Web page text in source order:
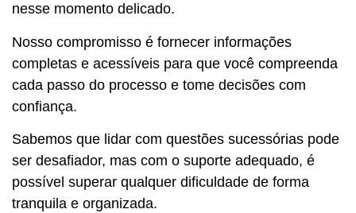
nesse momento delicado.
Nosso compromisso é fornecer informações
completas e acessíveis para que você compreenda
cada passo do processo e tome decisões com
confiança.
Sabemos que lidar com questões sucessórias pode
ser desafiador, mas com o suporte adequado, é
possível superar qualquer dificuldade de forma
tranquila e organizada.